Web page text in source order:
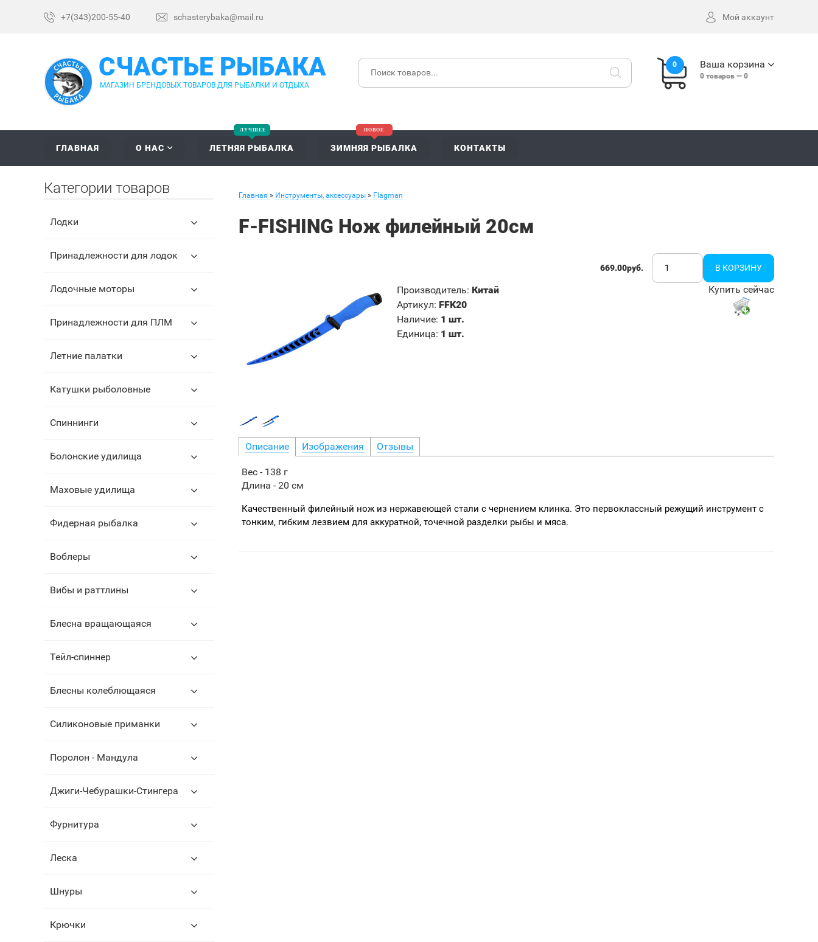
+7(343)200-55-40 schasterybaka@mail.ru Мой аккаунт
СЧАСТЬЕ РЫБАКА
МАГАЗИН БРЕНДОВЫХ ТОВАРОВ ДЛЯ РЫБАЛКИ И ОТДЫХА
0 Ваша корзина
0 товаров — 0
ГЛАВНАЯ О НАС ЛЕТНЯЯ РЫБАЛКА ЗИМНЯЯ РЫБАЛКА КОНТАКТЫ
Главная » Инструменты, аксессуары » Flagman
F-FISHING Нож филейный 20см
669.00руб.
Производитель: Китай
Артикул: FFK20
Наличие: 1 шт.
Единица: 1 шт.
Купить сейчас
Описание Изображения Отзывы
Вес - 138 г
Длина - 20 см
Качественный филейный нож из нержавеющей стали с чернением клинка. Это первоклассный режущий инструмент с
тонким, гибким лезвием для аккуратной, точечной разделки рыбы и мяса.
Категории товаров
Лодки
Принадлежности для лодок
Лодочные моторы
Принадлежности для ПЛМ
Летние палатки
Катушки рыболовные
Спиннинги
Болонские удилища
Маховые удилища
Фидерная рыбалка
Воблеры
Вибы и раттлины
Блесна вращающаяся
Тейл-спиннер
Блесны колеблющаяся
Силиконовые приманки
Поролон - Мандула
Джиги-Чебурашки-Стингера
Фурнитура
Леска
Шнуры
Крючки